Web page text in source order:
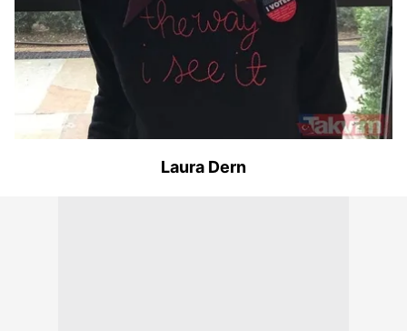
Laura Dern